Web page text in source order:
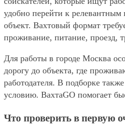
удобно перейти к релевантным
объект. Вахтовый формат
проживание, питание, проезд,
Для работы в городе Москва
дорогу до объекта, где
работодателя. В подборке
условию. ВахтаGO помогает
Что проверить в первую